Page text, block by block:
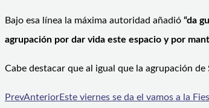
Bajo esa línea la máxima autoridad añadió “da
agrupación por dar vida este espacio y por
Cabe destacar que al igual que la agrupación
PrevAnteriorEste viernes se da el vamos a la